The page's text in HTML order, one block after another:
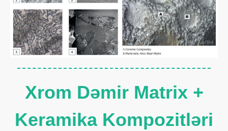
Xrom Dəmir Matrix +
Keramika Kompozitləri